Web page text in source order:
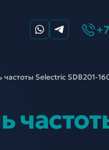
частоты Selectric SDB201-